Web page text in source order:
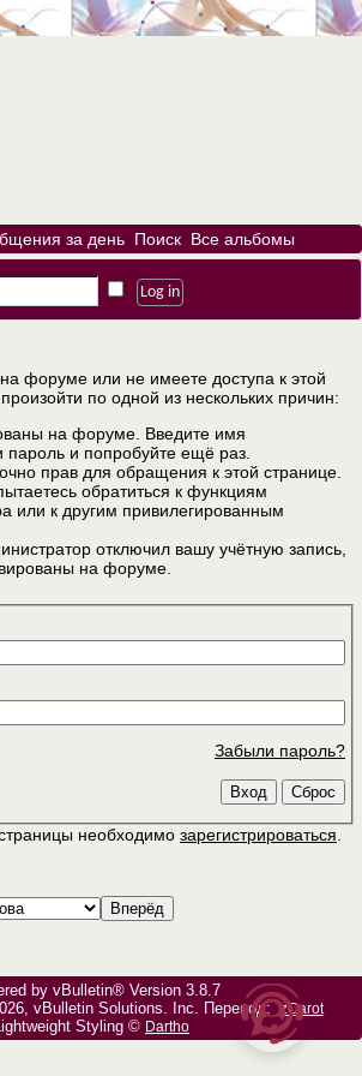
за день Поиск Все альбомы
форуме или не имеете доступа к этой
по одной из нескольких причин:
на форуме. Введите имя
пароль и попробуйте ещё раз.
прав для обращения к этой странице.
обратиться к функциям
или к другим привилегированным
отключил вашу учётную запись,
на форуме.
Забыли пароль?
необходимо зарегистрироваться
by vBulletin® Version 3.8.7
vBulletin Solutions, Inc. Перевод: zCarot
Lightweight Styling © Dartho